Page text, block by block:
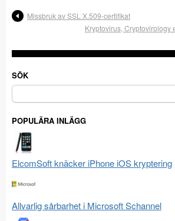
Missbruk av SSL X.509-certifikat
Kryptovirus, Cryptovirology
SÖK
Sök
efter:
POPULÄRA INLÄGG
ElcomSoft knäcker iPhone iOS kryptering
Allvarlig sårbarhet i Microsoft Schannel